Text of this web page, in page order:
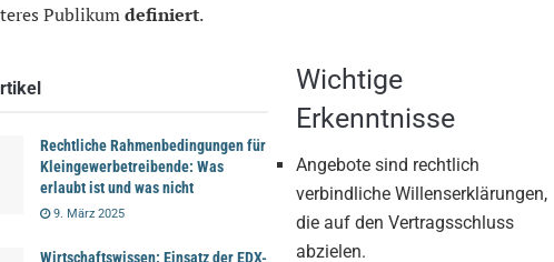
Publikumdefiniert.
Rechtliche Rahmenbedingungen für
Kleingewerbetreibende: Was
erlaubt ist und was nicht
9. März 2025
Wirtschaftswissen: Einsatz der EDX-
Wichtige
Erkenntnisse
Angebote sind rechtlich
verbindliche Willenserklärungen,
die auf den Vertragsschluss
abzielen.